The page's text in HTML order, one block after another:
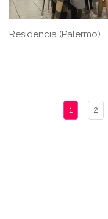
Residencia (Palermo)
1 2